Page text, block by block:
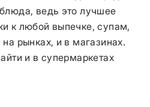
ведь это лучшее
к любой выпечке, супам,
рынках, и в магазинах.
и в супермаркетах